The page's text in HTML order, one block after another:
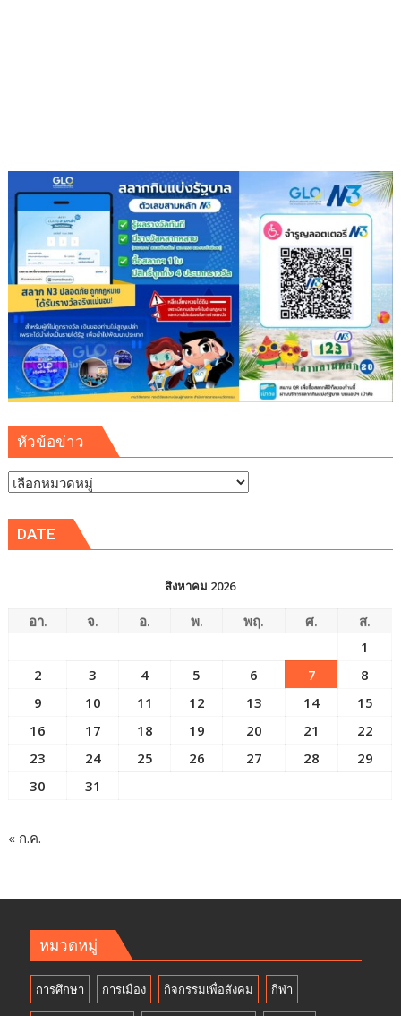
แล้ว
ไม่มี
ความ
คืบ
หน้า
หัวข้อข่าว
หัวข้อ
DATE
สิงหาคม 2026
อา. จ. อ. พ. พฤ. ศ.
ส.
1
2
3 4 5 6 7
8
9
10 11 12 13 14
15
16
17 18 19 20 21
22
23
24 25 26 27 28
29
30
31
« ก.ค.
หมวดหมู่
การศึกษา การเมือง กิจกรรมเพื่อสังคม กีฬา